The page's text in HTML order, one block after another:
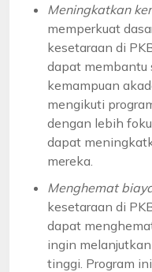
Meningkatkan
memperkuat
kesetaraan di
dapat
kemampuan
mengikuti
dengan lebih
dapat
mereka.
Menghemat
kesetaraan di
dapat
ingin
tinggi. Program